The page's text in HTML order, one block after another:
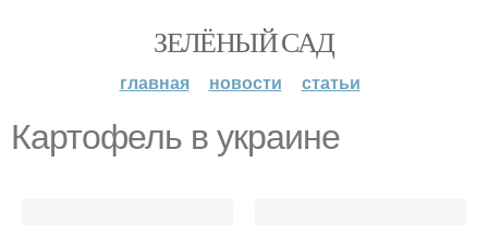
ЗЕЛЁНЫЙ САД
главная новости статьи
Картофель в украине